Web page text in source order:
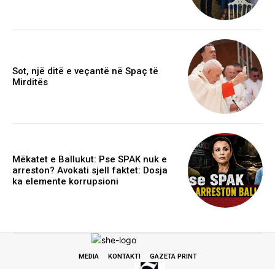
Sot, një ditë e veçantë në Spaç të
Mirditës
Mëkatet e Ballukut: Pse SPAK nuk e
arreston? Avokati sjell faktet: Dosja
ka elemente korrupsioni
MEDIA KONTAKTI GAZETA PRINT